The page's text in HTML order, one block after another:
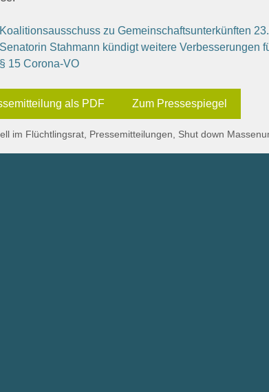
Koalitionsausschuss zu Gemeinschaftsunterkünften
Senatorin Stahmann kündigt weitere Verbesserungen
§ 15 Corona-VO
als PDF Zum Pressespiegel
im Flüchtlingsrat, Pressemitteilungen, Shut down